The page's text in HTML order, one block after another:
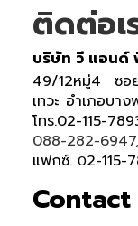
ติดต่อเ
บริษัท วี แอนด์
49/12หมู่4 ซอ
เทวะ อำเภ
โทร.02-115-
088-282-
แฟกซ์. 02-115-